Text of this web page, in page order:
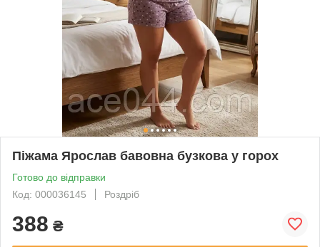
Піжама Ярослав бавовна бузкова у горох
Готово до відправки
Код: 000036145
Роздріб
388 ₴